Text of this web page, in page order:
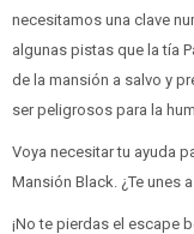
necesitamos una clave
algunas pistas que la tía
de la mansión a salvo y
ser peligrosos para la
Voya necesitar tu ayuda
Mansión Black. ¿Te unes
¡No te pierdas el escape